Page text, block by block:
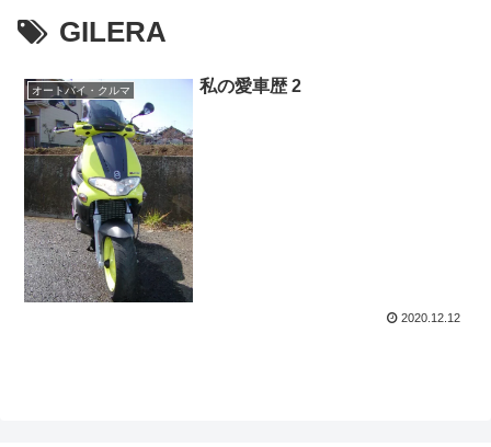
GILERA
オートバイ・クルマ 私の愛車歴 2
2020.12.12